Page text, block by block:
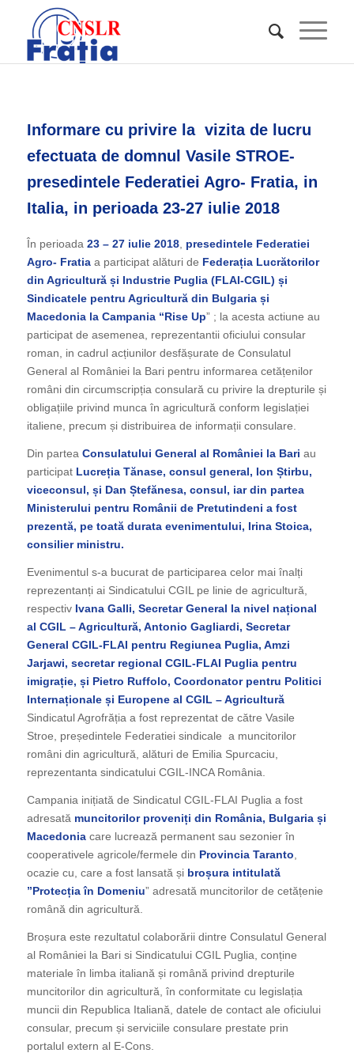
Informare cu privire la vizita de lucru
efectuata de domnul Vasile STROE-
presedintele Federatiei Agro- Fratia, in
Italia, in perioada 23-27 iulie 2018
În perioada 23 – 27 iulie 2018, presedintele Federatiei
Agro- Fratiaa participat alături de Federația Lucrătorilor
din Agricultură și Industrie Puglia (FLAI-CGIL) și
Sindicatele pentru Agricultură din Bulgaria și
Macedonia la Campania “Rise Up” ; la acesta actiune au
participat de asemenea, reprezentantii oficiului consular
roman, in cadrul acțiunilor desfășurate de Consulatul
General al României la Bari pentru informarea cetățenilor
români din circumscripția consulară cu privire la drepturile și
obligațiile privind munca în agricultură conform legislației
italiene, precum și distribuirea de informații consulare.
Din partea Consulatului General al României la Bari au
participat Lucreția Tănase, consul general, Ion Știrbu,
viceconsul, și Dan Ștefănesa, consul, iar din partea
Ministerului pentru Românii de Pretutindeni a fost
prezentă, pe toată durata evenimentului, Irina Stoica,
consilier ministru.
Evenimentul s-a bucurat de participarea celor mai înalți
reprezentanți ai Sindicatului CGIL pe linie de agricultură,
respectiv Ivana Galli, Secretar General la nivel național
al CGIL – Agricultură, Antonio Gagliardi, Secretar
General CGIL-FLAI pentru Regiunea Puglia, Amzi
Jarjawi, secretar regional CGIL-FLAI Puglia pentru
imigrație, și Pietro Ruffolo, Coordonator pentru Politici
Internaționale și Europene al CGIL – Agricultură
Sindicatul Agrofrăția a fost reprezentat de către Vasile
Stroe, președintele Federatiei sindicale a muncitorilor
români din agricultură, alături de Emilia Spurcaciu,
reprezentanta sindicatului CGIL-INCA România.
Campania inițiată de Sindicatul CGIL-FLAI Puglia a fost
adresată muncitorilor proveniți din România, Bulgaria și
Macedoniacare lucrează permanent sau sezonier în
cooperativele agricole/fermele din Provincia Taranto
ocazie cu, care a fost lansată și broșura intitulată
”Protecția în Domeniu” adresată muncitorilor de cetățenie
română din agricultură.
Broșura este rezultatul colaborării dintre Consulatul General
al României la Bari si Sindicatului CGIL Puglia, conține
materiale în limba italiană și română privind drepturile
muncitorilor din agricultură, în conformitate cu legislația
muncii din Republica Italiană, datele de contact ale oficiului
consular, precum și serviciile consulare prestate prin
portalul extern al E-Cons.